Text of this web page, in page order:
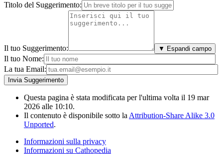
Titolo del Suggerimento:
Il tuo Suggerimento: ▼ Espandi campo
Il tuo Nome:
La tua Email:
Questa pagina è stata modificata per l'ultima volta il 19 mar
2026 alle 10:10.
Il contenuto è disponibile sotto la Attribution-Share Alike 3.0
Unported.
Informazioni sulla privacy
Informazioni su Cathopedia